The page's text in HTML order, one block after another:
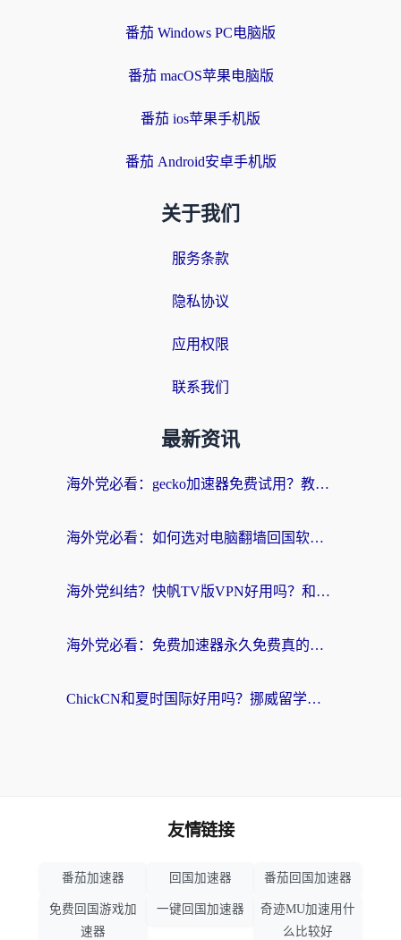
番茄 Windows PC电脑版
番茄 macOS苹果电脑版
番茄 ios苹果手机版
番茄 Android安卓手机版
关于我们
服务条款
隐私协议
应用权限
联系我们
最新资讯
海外党必看：gecko加速器免费试用？教你选对回国加速器，无缝刷国内剧玩游戏
海外党必看：如何选对电脑翻墙回国软件，轻松解锁国内资源？
海外党纠结？快帆TV版VPN好用吗？和扇贝手游VPN对比哪个回国效果更好？
海外党必看：免费加速器永久免费真的存在吗？教你选对回国加速器无缝刷国内资源
ChickCN和夏时国际好用吗？挪威留学生亲测3款回国加速器，附穿梭和加速喵对比指南
友情链接
番茄加速器 回国加速器 番茄回国加速器
免费回国游戏加
速器
一键回国加速器
奇迹MU加速用什
么比较好